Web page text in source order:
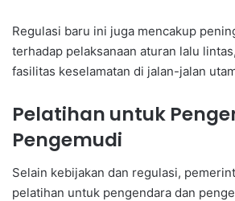
Regulasi baru ini juga mencakup
terhadap pelaksanaan aturan lalu
fasilitas keselamatan di jalan-jalan
Pelatihan untuk
Pengemudi
Selain kebijakan dan regulasi,
pelatihan untuk pengendara dan